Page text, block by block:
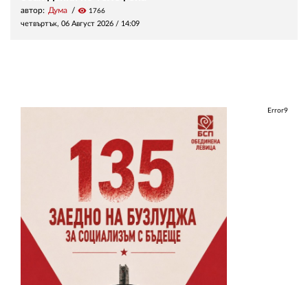
автор: Дума visibility 1766
четвъртък, 06 Август 2026 / 14:09
Error9